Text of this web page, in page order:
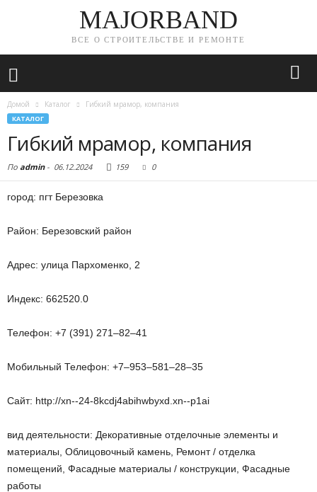
MAJORBAND
ВСЕ О СТРОИТЕЛЬСТВЕ И РЕМОНТЕ
Домой Каталог Гибкий мрамор, компания
КАТАЛОГ
Гибкий мрамор, компания
По admin- 06.12.2024 159 0
город: пгт Березовка
Район: Березовский район
Адрес: улица Пархоменко, 2
Индекс: 662520.0
Телефон: +7 (391) 271‒82‒41
Мобильный Телефон: +7‒953‒581‒28‒35
Сайт: http://xn--24-8kcdj4abihwbyxd.xn--p1ai
вид деятельности: Декоративные отделочные элементы и
материалы, Облицовочный камень, Ремонт / отделка
помещений, Фасадные материалы / конструкции, Фасадные
работы